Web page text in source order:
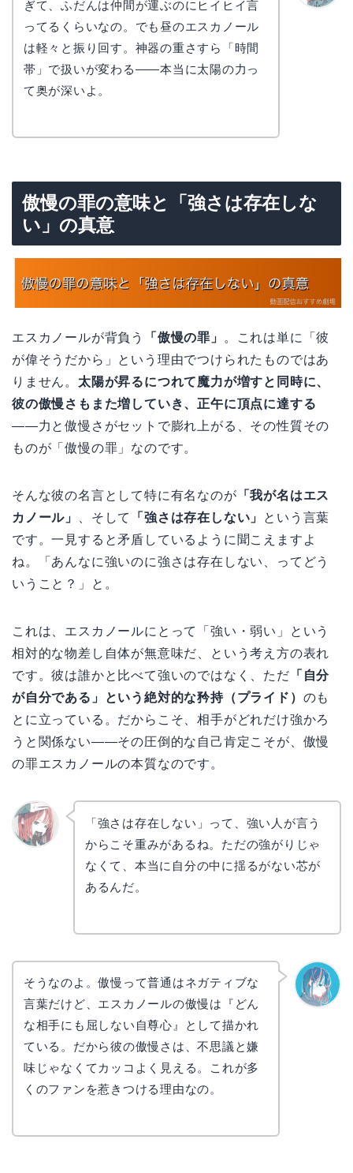
ぎて、ふだんは仲間が運ぶのにヒイヒイ言
ってるくらいなの。でも昼のエスカノール
は軽々と振り回す。神器の重さすら「時間
帯」で扱いが変わる——本当に太陽の力っ
て奥が深いよ。
傲慢の罪の意味と「強さは存在しな
い」の真意
エスカノールが背負う 「傲慢の罪」
。これは単に「彼
が偉そうだから」という理由でつけられたものではあ
りません。 太陽が昇るにつれて魔力が増すと同時に、
彼の傲慢さもまた増していき、正午に頂点に達する
——力と傲慢さがセットで膨れ上がる、その性質その
ものが「傲慢の罪」なのです。
そんな彼の名言として特に有名なのが 「我が名はエス
カノール」
、そして 「強さは存在しない」
という言葉
です。一見すると矛盾しているように聞こえますよ
ね。「あんなに強いのに強さは存在しない、ってどう
いうこと？」と。
これは、エスカノールにとって「強い・弱い」という
相対的な物差し自体が無意味だ、という考え方の表れ
です。彼は誰かと比べて強いのではなく、ただ 「自分
が自分である」という絶対的な矜持（プライド） のも
とに立っている。だからこそ、相手がどれだけ強かろ
うと関係ない——その圧倒的な自己肯定こそが、傲慢
の罪エスカノールの本質なのです。
「強さは存在しない」って、強い人が言う
からこそ重みがあるね。ただの強がりじゃ
なくて、本当に自分の中に揺るがない芯が
あるんだ。
そうなのよ。傲慢って普通はネガティブな
言葉だけど、エスカノールの傲慢は『どん
な相手にも屈しない自尊心』として描かれ
ている。だから彼の傲慢さは、不思議と嫌
味じゃなくてカッコよく見える。これが多
くのファンを惹きつける理由なの。